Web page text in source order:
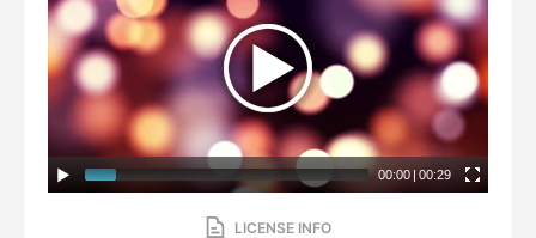
00:00 | 00:29
LICENSE INFO